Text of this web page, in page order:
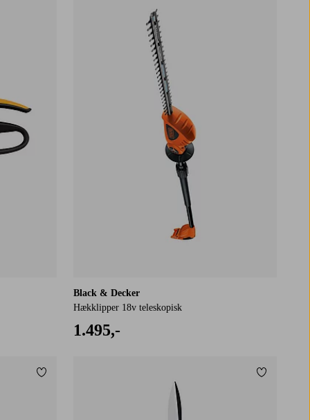
Black & Decker
Hækklipper 18v teleskopisk
1.495,-
Tilføj til favoritter Tilføj til